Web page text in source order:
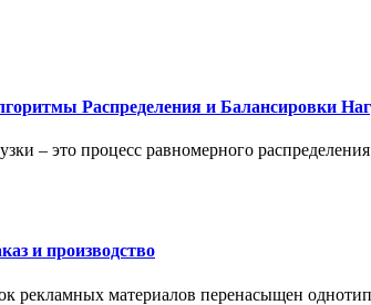
Распределения и Балансировки
– это процесс равномерного
и производство
рекламных материалов перенасыщен